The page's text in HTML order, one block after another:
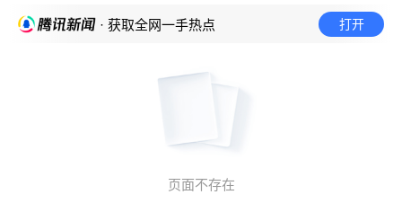
· 获取全网一手热点 打开
页面不存在